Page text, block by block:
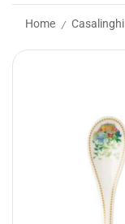
Home / Casalinghi